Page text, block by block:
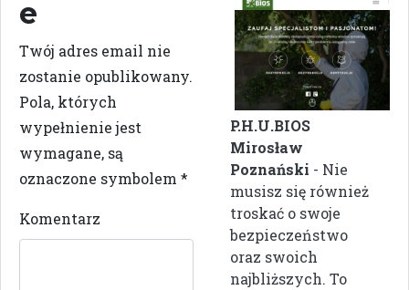
e
Twój adres email nie
zostanie opublikowany.
Pola, których
wypełnienie jest
wymagane, są
oznaczone symbolem *
Komentarz
P.H.U.BIOS
Mirosław
Poznański - Nie
musisz się również
troskać o swoje
bezpieczeństwo
oraz swoich
najbliższych. To